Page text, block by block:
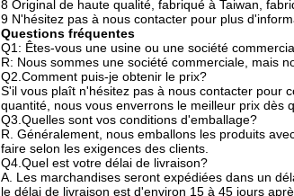
8 Original de haute qualité, fabriqué à Taiwan,
9 N'hésitez pas à nous contacter pour plus
Questions fréquentes
Q1: Êtes-vous une usine ou une société
R: Nous sommes une société commerciale, mais
Q2.Comment puis-je obtenir le prix?
S'il vous plaît n'hésitez pas à nous contacter pour
quantité, nous vous enverrons le meilleur prix dès
Q3.Quelles sont vos conditions d'emballage?
R. Généralement, nous emballons les produits
faire selon les exigences des clients.
Q4.Quel est votre délai de livraison?
A. Les marchandises seront expédiées dans un
le délai de livraison est d'environ 15 à 45 jours